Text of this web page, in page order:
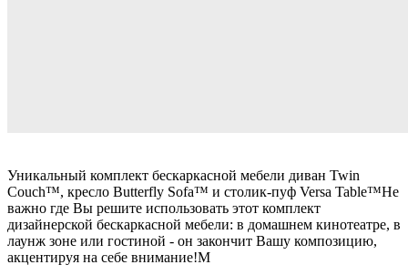
Уникальный комплект бескаркасной мебели диван Twin
Couch™, кресло Butterfly Sofa™ и столик-пуф Versa Table™Не
важно где Вы решите использовать этот комплект
дизайнерской бескаркасной мебели: в домашнем кинотеатре, в
лаунж зоне или гостиной - он закончит Вашу композицию,
акцентируя на себе внимание!М